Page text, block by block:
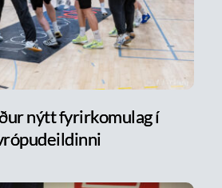
nýtt fyrirkomulag í